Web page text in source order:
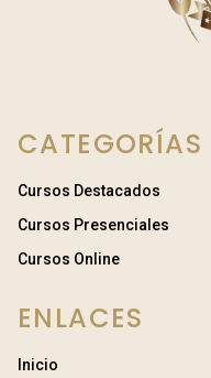
CATEGORÍAS
Cursos Destacados
Cursos Presenciales
Cursos Online
ENLACES
Inicio